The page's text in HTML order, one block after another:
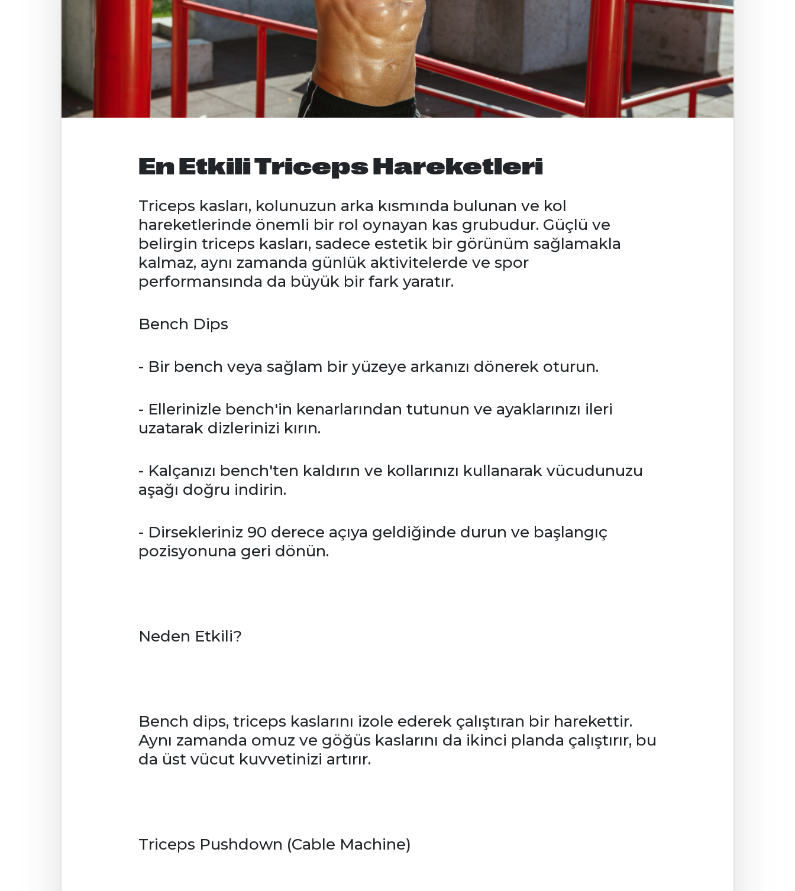
En Etkili Triceps Hareketleri
Triceps kasları, kolunuzun arka kısmında bulunan ve kol
hareketlerinde önemli bir rol oynayan kas grubudur. Güçlü ve
belirgin triceps kasları, sadece estetik bir görünüm sağlamakla
kalmaz, aynı zamanda günlük aktivitelerde ve spor
performansında da büyük bir fark yaratır.
Bench Dips
- Bir bench veya sağlam bir yüzeye arkanızı dönerek oturun.
- Ellerinizle bench'in kenarlarından tutunun ve ayaklarınızı ileri
uzatarak dizlerinizi kırın.
- Kalçanızı bench'ten kaldırın ve kollarınızı kullanarak vücudunuzu
aşağı doğru indirin.
- Dirsekleriniz 90 derece açıya geldiğinde durun ve başlangıç
pozisyonuna geri dönün.
Neden Etkili?
Bench dips, triceps kaslarını izole ederek çalıştıran bir harekettir.
Aynı zamanda omuz ve göğüs kaslarını da ikinci planda çalıştırır, bu
da üst vücut kuvvetinizi artırır.
Triceps Pushdown (Cable Machine)